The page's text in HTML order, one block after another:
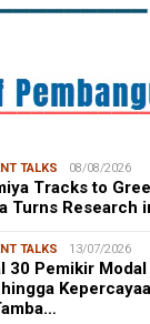
TALKS 08/08/2026
Tracks to
Turns Research
TALKS 13/07/2026
30 Pemikir